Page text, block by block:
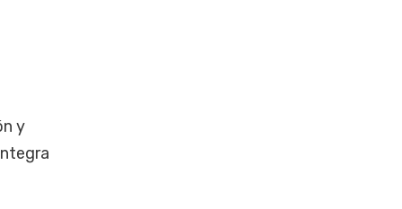
y